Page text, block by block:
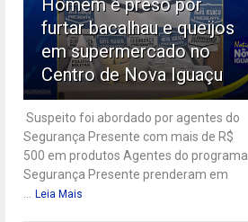
furtar bacalhau e queijos
em supermercado no
Centro de Nova Iguaçu
Suspeito foi abordado por agentes do
Segurança Presente com mais de R$
500 em produtos Agentes do programa
Segurança Presente prenderam em
Leia Mais